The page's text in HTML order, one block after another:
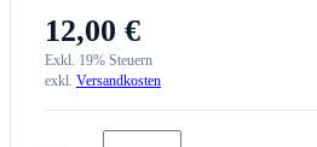
12,00 €
Exkl. 19% Steuern
exkl. Versandkosten